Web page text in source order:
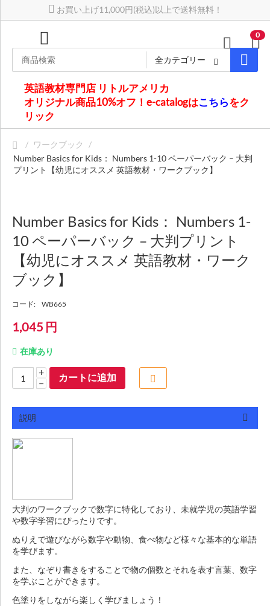
お買い上げ11,000円(税込)以上で送料無料！
全カテゴリー
英語教材専門店 リトルアメリカ
オリジナル商品10%オフ！e-catalogはこちらをク
リック
0
/ ワークブック
/
Number Basics for Kids： Numbers 1-10 ペーパーバック – 大判
プリント【幼児にオススメ 英語教材・ワークブック】
Number Basics for Kids： Numbers 1-
10 ペーパーバック – 大判プリント
【幼児にオススメ 英語教材・ワーク
ブック】
コード: WB665
1,045 円
在庫あり
+
−
カートに追加
説明
大判のワークブックで数字に特化しており、未就学児の英語学習
や数字学習にぴったりです。
ぬりえで遊びながら数字や動物、食べ物など様々な基本的な単語
を学びます。
また、なぞり書きをすることで物の個数とそれを表す言葉、数字
を学ぶことができます。
色塗りをしながら楽しく学びましょう！